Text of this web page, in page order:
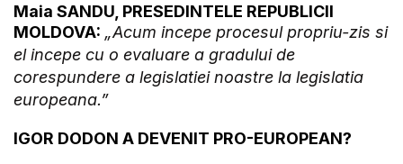
Maia SANDU, PRESEDINTELE REPUBLICII
MOLDOVA: „Acum incepe procesul propriu-zis si
el incepe cu o evaluare a gradului de
corespundere a legislatiei noastre la legislatia
europeana.”
IGOR DODON A DEVENIT PRO-EUROPEAN?